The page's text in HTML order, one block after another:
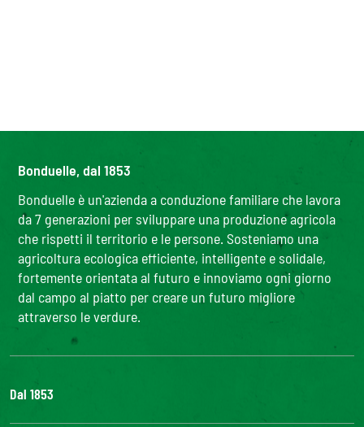
Bonduelle, dal 1853
Bonduelle è un'azienda a conduzione familiare che lavora
da 7 generazioni per sviluppare una produzione agricola
che rispetti il territorio e le persone. Sosteniamo una
agricoltura ecologica efficiente, intelligente e solidale,
fortemente orientata al futuro e innoviamo ogni giorno
dal campo al piatto per creare un futuro migliore
attraverso le verdure.
Dal 1853
Il Gruppo